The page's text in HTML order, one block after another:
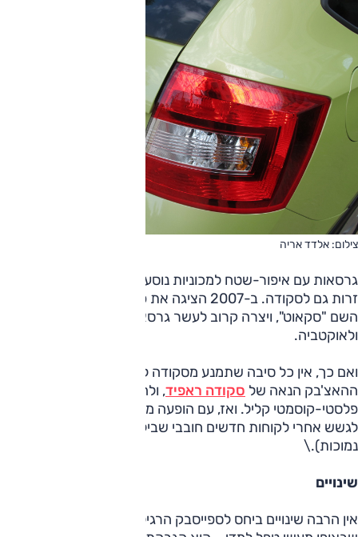
צילום: אלדד אריה
גרסאות עם איפור-שטח למכוניות נוסעים הן סיפור וותיק – ואינן
זרות גם לסקודה. ב-2007 הציגה את פאביה בגרסה כזאת תחת
השם "סקאוט", ויצרה קרוב לעשר גרסאות כאלה גם לרומסטר
ולאוקטביה.
ואם כך, אין כל סיבה שתמנע מסקודה לקחת את ספייסבק, גרסת
ההאצ'בק הנאה של סקודה ראפיד, ולהעביר אותה טיפול
פלסטי-קוסמטי קליל. ואז, עם הופעה משופרת, לשלוח אותה
לגשש אחרי לקוחות חדשים חובבי שבילים/מדרכות (רצוי
נמוכות).\
שינויים
אין הרבה שינויים ביחס לספייסבק הרגילה, גם על הנייר. העיקר –